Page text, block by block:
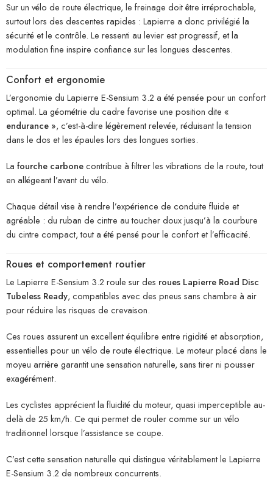
Sur un vélo de route électrique, le freinage doit être irréprochable,
surtout lors des descentes rapides : Lapierre a donc privilégié la
sécurité et le contrôle. Le ressenti au levier est progressif, et la
modulation fine inspire confiance sur les longues descentes.
Confort et ergonomie
L’ergonomie du Lapierre E-Sensium 3.2 a été pensée pour un confort
optimal. La géométrie du cadre favorise une position dite «
endurance », c’est-à-dire légèrement relevée, réduisant la tension
dans le dos et les épaules lors des longues sorties.
La fourche carbonecontribue à filtrer les vibrations de la route, tout
en allégeant l’avant du vélo.
Chaque détail vise à rendre l’expérience de conduite fluide et
agréable : du ruban de cintre au toucher doux jusqu’à la courbure
du cintre compact, tout a été pensé pour le confort et l’efficacité.
Roues et comportement routier
Le Lapierre E-Sensium 3.2 roule sur des roues Lapierre Road Disc
Tubeless Ready, compatibles avec des pneus sans chambre à air
pour réduire les risques de crevaison.
Ces roues assurent un excellent équilibre entre rigidité et absorption,
essentielles pour un vélo de route électrique. Le moteur placé dans le
moyeu arrière garantit une sensation naturelle, sans tirer ni pousser
exagérément.
Les cyclistes apprécient la fluidité du moteur, quasi imperceptible au-
delà de 25 km/h. Ce qui permet de rouler comme sur un vélo
traditionnel lorsque l’assistance se coupe.
C’est cette sensation naturelle qui distingue véritablement le Lapierre
E-Sensium 3.2 de nombreux concurrents.